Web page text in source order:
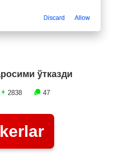
ўтказди
2838 47
Discard Allow